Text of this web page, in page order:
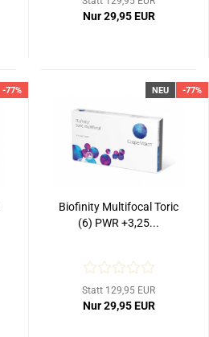
Nur 29,95 EUR
-77% NEU -77%
Biofinity Multifocal Toric
(6) PWR +3,25...
Statt 129,95 EUR
Nur 29,95 EUR